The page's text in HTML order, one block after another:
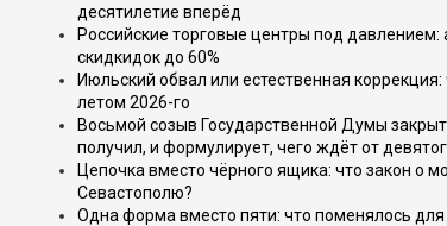
десятилетие вперёд
Российские торговые центры под
скидкидок до 60%
Июльский обвал или естественная коррекция:
летом 2026-го
Восьмой созыв Государственной Думы
получил, и формулирует, чего ждёт от
Цепочка вместо чёрного ящика: что закон о
Севастополю?
Одна форма вместо пяти: что поменялось для